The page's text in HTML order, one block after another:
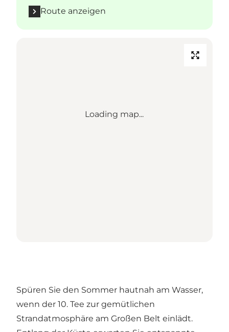
Route anzeigen
Loading map...
Spüren Sie den Sommer hautnah am Wasser,
wenn der 10. Tee zur gemütlichen
Strandatmosphäre am Großen Belt einlädt.